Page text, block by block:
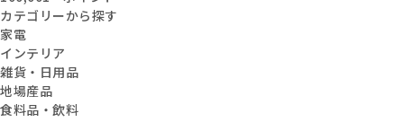
カテゴリーから探す
家電
インテリア
雑貨・日用品
地場産品
食料品・飲料